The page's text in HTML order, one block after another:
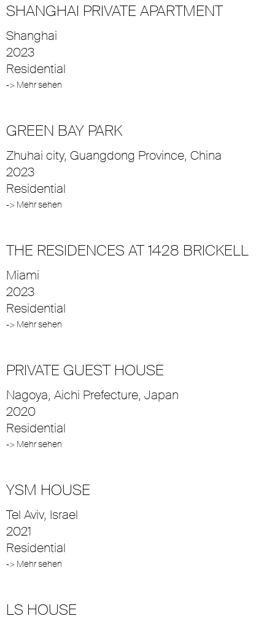
SHANGHAI PRIVATE APARTMENT
Shanghai
2023
Residential
-> Mehr sehen
GREEN BAY PARK
Zhuhai city, Guangdong Province, China
2023
Residential
-> Mehr sehen
THE RESIDENCES AT 1428 BRICKELL
Miami
2023
Residential
-> Mehr sehen
PRIVATE GUEST HOUSE
Nagoya, Aichi Prefecture, Japan
2020
Residential
-> Mehr sehen
YSM HOUSE
Tel Aviv, Israel
2021
Residential
-> Mehr sehen
LS HOUSE